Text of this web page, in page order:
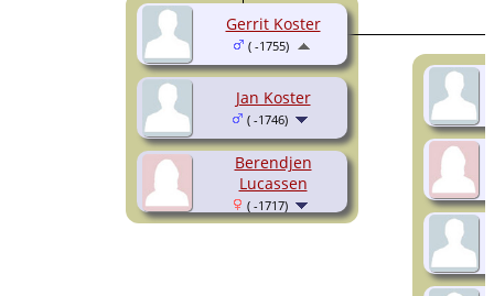
Jan Koster
( -1746)
Berendjen
Lucassen
( -1717)
Gerrit Koster
( -1755)